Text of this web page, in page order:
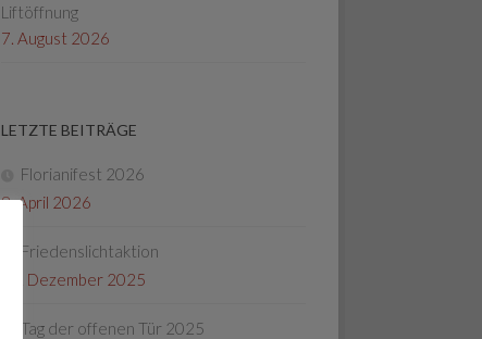
Liftöffnung
7. August 2026
LETZTE BEITRÄGE
Florianifest 2026
8. April 2026
Friedenslichtaktion
22. Dezember 2025
Tag der offenen Tür 2025